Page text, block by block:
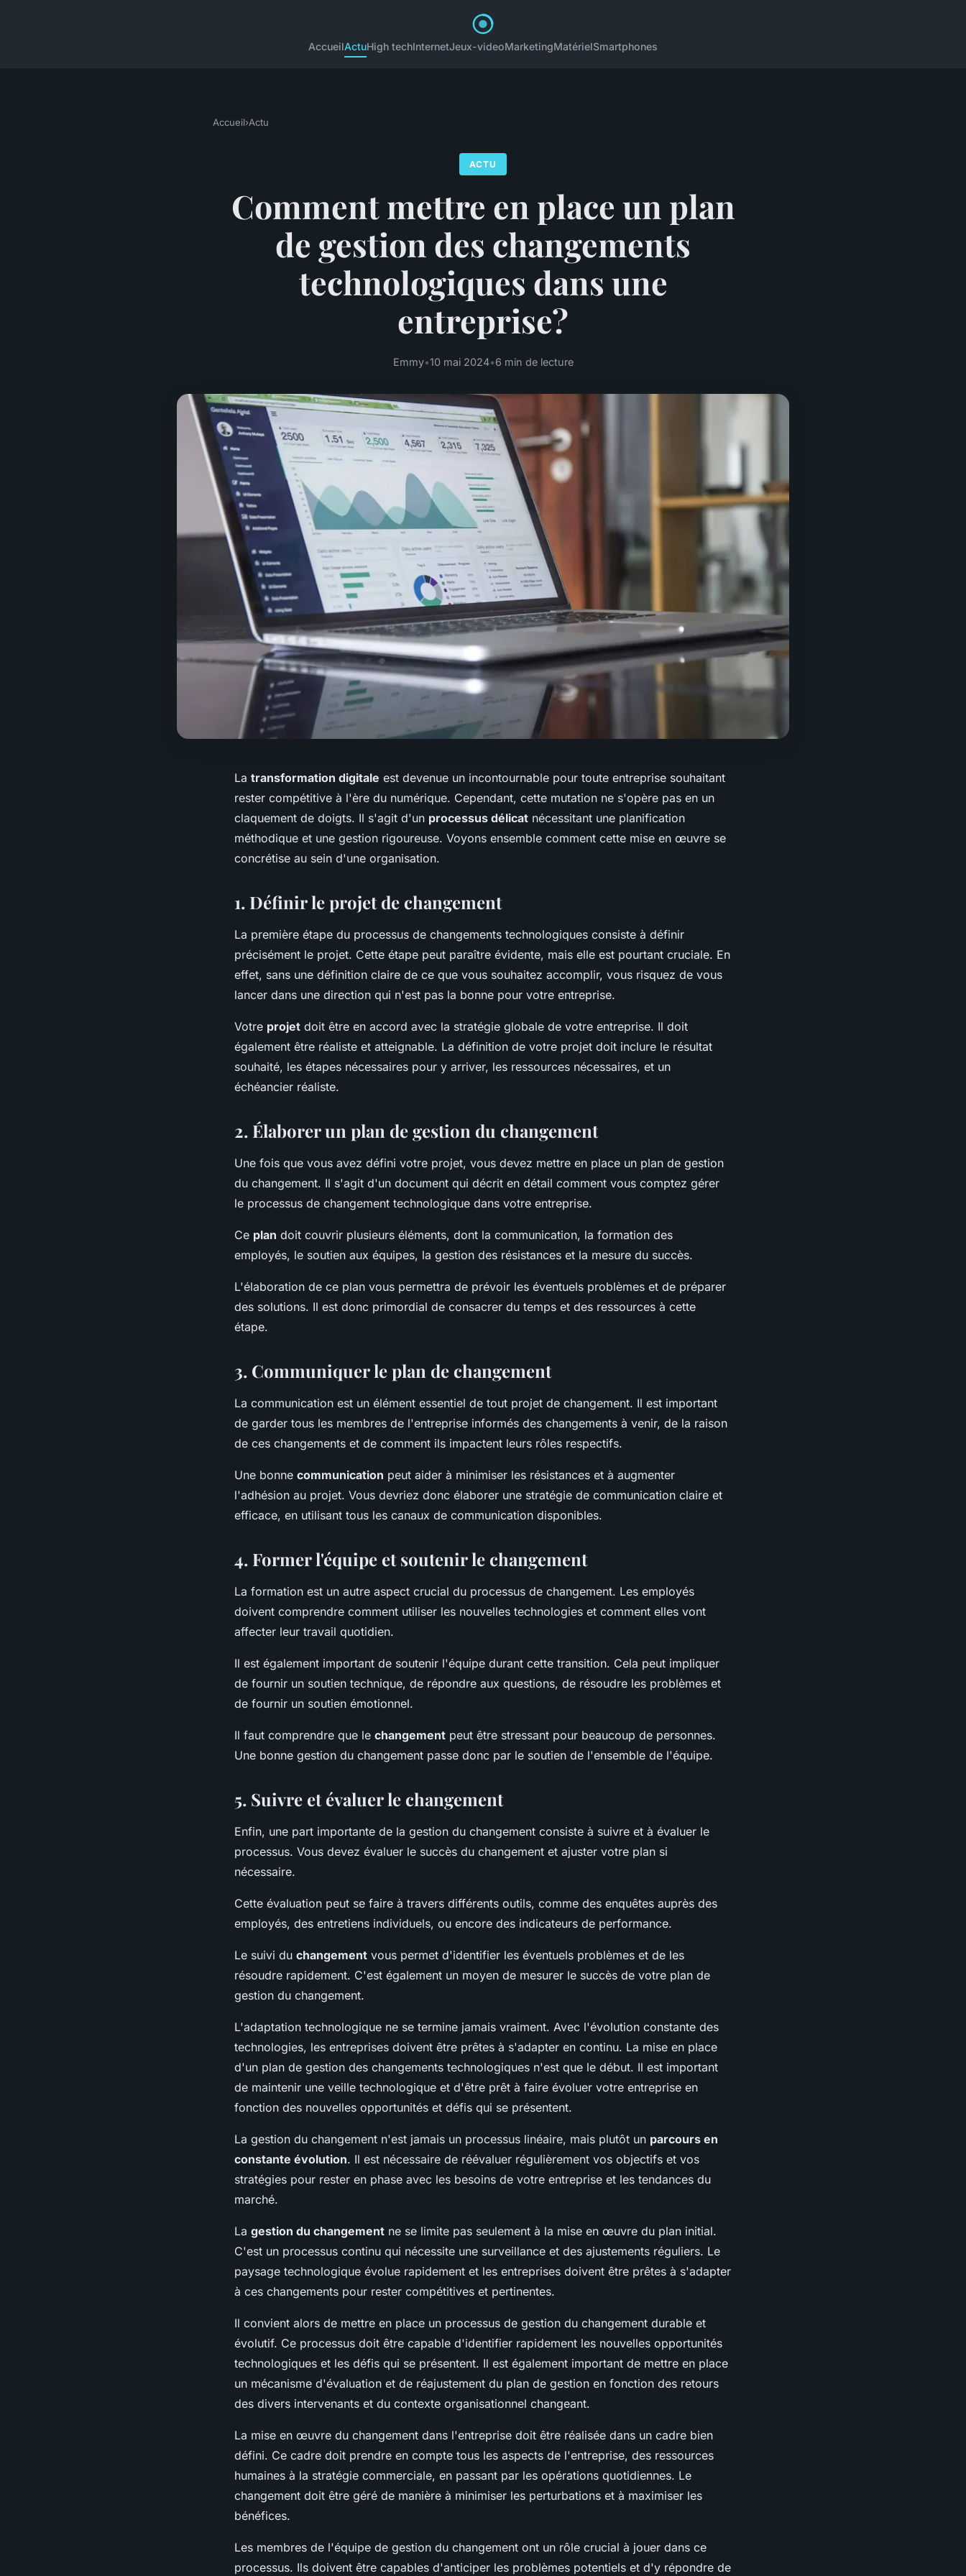
AccueilActuHigh techInternetJeux-videoMarketingMatérielSmartphones
Accueil›Actu
ACTU
Comment mettre en place un plan
de gestion des changements
technologiques dans une
entreprise?
Emmy•10 mai 2024•6 min de lecture
La transformation digitale est devenue un incontournable pour toute entreprise souhaitant
rester compétitive à l'ère du numérique. Cependant, cette mutation ne s'opère pas en un
claquement de doigts. Il s'agit d'un processus délicat nécessitant une planification
méthodique et une gestion rigoureuse. Voyons ensemble comment cette mise en œuvre se
concrétise au sein d'une organisation.
1. Définir le projet de changement
La première étape du processus de changements technologiques consiste à définir
précisément le projet. Cette étape peut paraître évidente, mais elle est pourtant cruciale. En
effet, sans une définition claire de ce que vous souhaitez accomplir, vous risquez de vous
lancer dans une direction qui n'est pas la bonne pour votre entreprise.
Votre projet doit être en accord avec la stratégie globale de votre entreprise. Il doit
également être réaliste et atteignable. La définition de votre projet doit inclure le résultat
souhaité, les étapes nécessaires pour y arriver, les ressources nécessaires, et un
échéancier réaliste.
2. Élaborer un plan de gestion du changement
Une fois que vous avez défini votre projet, vous devez mettre en place un plan de gestion
du changement. Il s'agit d'un document qui décrit en détail comment vous comptez gérer
le processus de changement technologique dans votre entreprise.
Ce plan doit couvrir plusieurs éléments, dont la communication, la formation des
employés, le soutien aux équipes, la gestion des résistances et la mesure du succès.
L'élaboration de ce plan vous permettra de prévoir les éventuels problèmes et de préparer
des solutions. Il est donc primordial de consacrer du temps et des ressources à cette
étape.
3. Communiquer le plan de changement
La communication est un élément essentiel de tout projet de changement. Il est important
de garder tous les membres de l'entreprise informés des changements à venir, de la raison
de ces changements et de comment ils impactent leurs rôles respectifs.
Une bonne communication peut aider à minimiser les résistances et à augmenter
l'adhésion au projet. Vous devriez donc élaborer une stratégie de communication claire et
efficace, en utilisant tous les canaux de communication disponibles.
4. Former l'équipe et soutenir le changement
La formation est un autre aspect crucial du processus de changement. Les employés
doivent comprendre comment utiliser les nouvelles technologies et comment elles vont
affecter leur travail quotidien.
Il est également important de soutenir l'équipe durant cette transition. Cela peut impliquer
de fournir un soutien technique, de répondre aux questions, de résoudre les problèmes et
de fournir un soutien émotionnel.
Il faut comprendre que le changement peut être stressant pour beaucoup de personnes.
Une bonne gestion du changement passe donc par le soutien de l'ensemble de l'équipe.
5. Suivre et évaluer le changement
Enfin, une part importante de la gestion du changement consiste à suivre et à évaluer le
processus. Vous devez évaluer le succès du changement et ajuster votre plan si
nécessaire.
Cette évaluation peut se faire à travers différents outils, comme des enquêtes auprès des
employés, des entretiens individuels, ou encore des indicateurs de performance.
Le suivi du changement vous permet d'identifier les éventuels problèmes et de les
résoudre rapidement. C'est également un moyen de mesurer le succès de votre plan de
gestion du changement.
L'adaptation technologique ne se termine jamais vraiment. Avec l'évolution constante des
technologies, les entreprises doivent être prêtes à s'adapter en continu. La mise en place
d'un plan de gestion des changements technologiques n'est que le début. Il est important
de maintenir une veille technologique et d'être prêt à faire évoluer votre entreprise en
fonction des nouvelles opportunités et défis qui se présentent.
La gestion du changement n'est jamais un processus linéaire, mais plutôt un parcours en
constante évolution. Il est nécessaire de réévaluer régulièrement vos objectifs et vos
stratégies pour rester en phase avec les besoins de votre entreprise et les tendances du
marché.
La gestion du changement ne se limite pas seulement à la mise en œuvre du plan initial.
C'est un processus continu qui nécessite une surveillance et des ajustements réguliers. Le
paysage technologique évolue rapidement et les entreprises doivent être prêtes à s'adapter
à ces changements pour rester compétitives et pertinentes.
Il convient alors de mettre en place un processus de gestion du changement durable et
évolutif. Ce processus doit être capable d'identifier rapidement les nouvelles opportunités
technologiques et les défis qui se présentent. Il est également important de mettre en place
un mécanisme d'évaluation et de réajustement du plan de gestion en fonction des retours
des divers intervenants et du contexte organisationnel changeant.
La mise en œuvre du changement dans l'entreprise doit être réalisée dans un cadre bien
défini. Ce cadre doit prendre en compte tous les aspects de l'entreprise, des ressources
humaines à la stratégie commerciale, en passant par les opérations quotidiennes. Le
changement doit être géré de manière à minimiser les perturbations et à maximiser les
bénéfices.
Les membres de l'équipe de gestion du changement ont un rôle crucial à jouer dans ce
processus. Ils doivent être capables d'anticiper les problèmes potentiels et d'y répondre de